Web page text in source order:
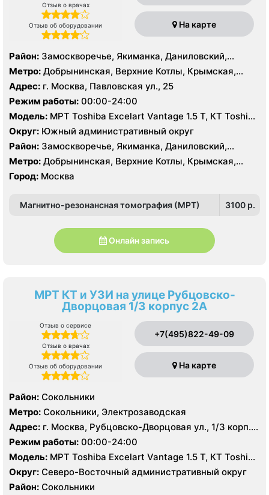
Отзыв о врачах
Отзыв об оборудовании На карте
Район: Замоскворечье, Якиманка, Даниловский,
Донской
Метро: Добрынинская, Верхние Котлы, Крымская,
Ленинский проспект, Новокузнецкая, Октябрьская,
Павелецкая, Полянка, Серпуховская, Третьяковская,
Тульская, Шаболовская
Адрес: г. Москва, Павловская ул., 25
Режим работы: 00:00-24:00
Модель: МРТ Toshiba Excelart Vantage 1.5 Т, КТ Toshiba
Aquilion PRIME 160 срезов, УЗИ
Округ: Южный административный округ
Район: Замоскворечье, Якиманка, Даниловский,
Донской
Метро: Добрынинская, Верхние Котлы, Крымская,
Ленинский проспект, Новокузнецкая, Октябрьская,
Павелецкая, Полянка, Серпуховская, Третьяковская,
Город: Москва
Магнитно-резонансная томография (МРТ) 3100 p.
Онлайн запись
МРТ КТ и УЗИ на улице Рубцовско-
Дворцовая 1/3 корпус 2А
Отзыв о сервисе
Отзыв о врачах
Отзыв об оборудовании
+7(495)822-49-09
На карте
Район: Сокольники
Метро: Сокольники, Электрозаводская
Адрес: г. Москва, Рубцовско-Дворцовая ул., 1/3 корп.
2А
Режим работы: 00:00-24:00
Модель: МРТ Toshiba Excelart Vantage 1.5 Т, КТ Toshiba
Aquilion 64 среза, УЗИ
Округ: Северо-Восточный административный округ
Район: Сокольники